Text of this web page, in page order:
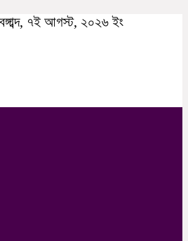
৭ই আগস্ট, ২০২৬ ইং